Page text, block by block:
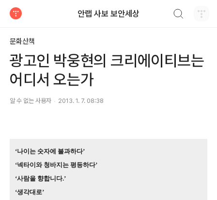
안랩 사보 보안세상
문화산책
광고인 박웅현의 크리에이티브는
어디서 오는가
알 수 없는 사용자 2013. 1. 7. 08:38
‘나이는 숫자에 불과하다’
‘넥타이와 청바지는 평등하다’
‘사람을 향합니다.’
‘생각대로’